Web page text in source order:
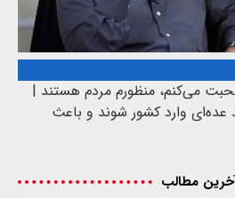
می‌کنم، منظورم مردم هستند |
عده‌ای وارد کشور شوند و باعث
مطالب